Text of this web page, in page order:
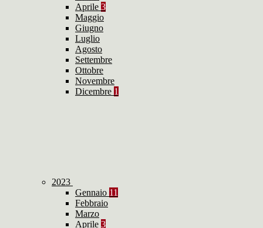
Aprile 3
Maggio
Giugno
Luglio
Agosto
Settembre
Ottobre
Novembre
Dicembre 1
2023
Gennaio 11
Febbraio
Marzo
Aprile 3